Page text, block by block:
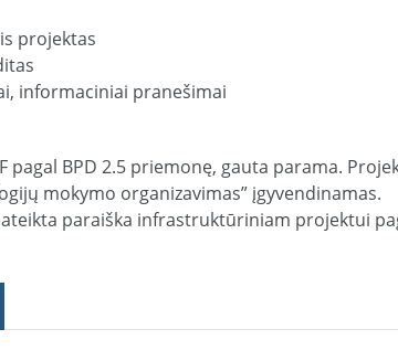
projektas
informaciniai pranešimai
pagal BPD 2.5 priemonę, gauta parama.
mokymo organizavimas” įgyvendinamas.
paraiška infrastruktūriniam projektui